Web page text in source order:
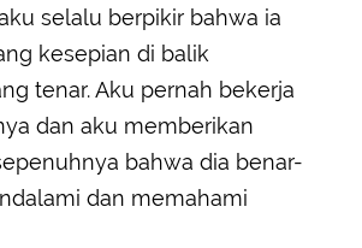
selalu berpikir bahwa ia
kesepian di balik
tenar. Aku pernah bekerja
dan aku memberikan
bahwa dia benar-
dan memahami